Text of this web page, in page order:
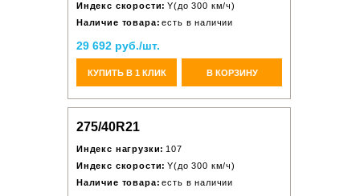
Индекс скорости: Y(до 300 км/ч)
Наличие товара: есть в наличии
29 692 руб./шт.
КУПИТЬ В 1 КЛИК В КОРЗИНУ
275/40R21
Индекс нагрузки: 107
Индекс скорости: Y(до 300 км/ч)
Наличие товара: есть в наличии